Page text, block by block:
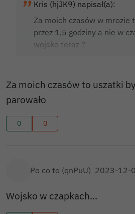
Kris (hjJK9) napisał(a):
Za moich czasów w mrozie
przez 1,5 godziny a nie w
wojsko teraz ?
Za moich czasów to uszatki
parowało
0 0
Po co to (qnPuU) 2023-12-
Wojsko w czapkach...